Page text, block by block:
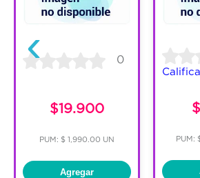
‹ 0
$19.900
PUM: $ 1,990.00 UN
Agregar
PUM: